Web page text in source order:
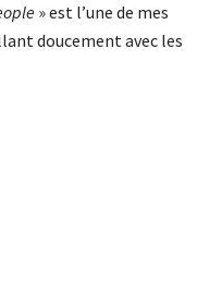
» est l’une de mes
doucement avec les